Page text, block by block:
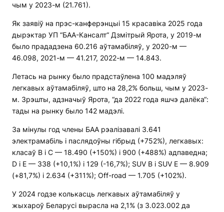
чым у 2023-м (21.761).
Як заявіў на прэс-канферэнцыі 15 красавіка 2025 года
дырэктар УП “БАА-Кансалт“ Дзмітрый Ярота, у 2019-м
было прададзена 60.216 аўтамабіляў, у 2020-м —
46.098, 2021-м — 41.217, 2022-м — 14.843.
Летась на рынку было прадстаўлена 100 мадэляў
легкавых аўтамабіляў, што на 28,2% больш, чым у 2023-
м. Зрэшты, адзначыў Ярота, “да 2022 года яшчэ далёка“:
тады на рынку было 142 мадэлі.
За мінулы год члены БАА рэалізавалі 3.641
электрамабіль і паслядоўны гібрыд (+752%), легкавых:
класаў В і С — 18.490 (+150%) і 900 (+488%) адпаведна;
D і E — 338 (+10,1%) і 129 (-16,7%); SUV B і SUV E — 8.909
(+81,7%) і 2.634 (+311%); Off-road — 1.705 (+102%).
У 2024 годзе колькасць легкавых аўтамабіляў у
жыхароў Беларусі вырасла на 2,1% (з 3.023.002 да